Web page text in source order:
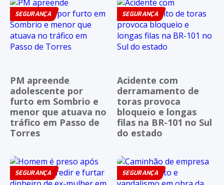
SEGURANÇA
PM apreende
adolescente por
furto em Sombrio e
menor que atuava no
tráfico em Passo de
Torres
SEGURANÇA
Acidente com
derramamento de
toras provoca
bloqueio e longas
filas na BR-101 no Sul
do estado
SEGURANÇA SEGURANÇA